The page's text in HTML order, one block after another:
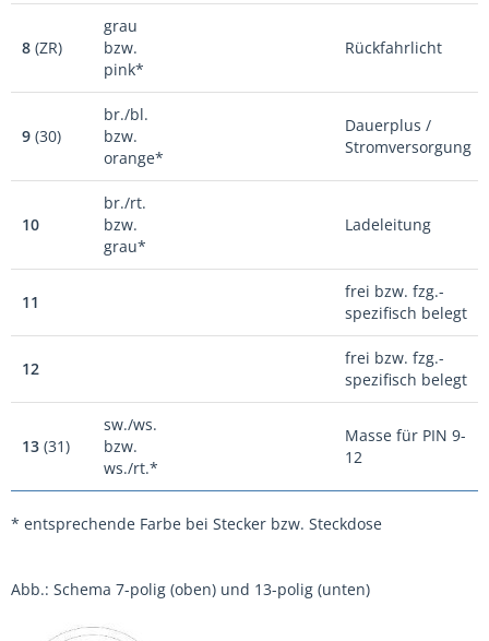
8 (ZR)
grau
bzw.
pink*
Rückfahrlicht
9 (30)
br./bl.
bzw.
orange*
Dauerplus /
Stromversorgung
10
br./rt.
bzw.
grau*
Ladeleitung
11
frei bzw. fzg.-
spezifisch belegt
12
frei bzw. fzg.-
spezifisch belegt
13 (31)
sw./ws.
bzw.
ws./rt.*
Masse für PIN 9-
12
* entsprechende Farbe bei Stecker bzw. Steckdose
Abb.: Schema 7-polig (oben) und 13-polig (unten)